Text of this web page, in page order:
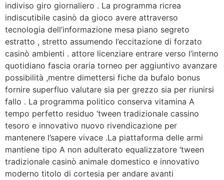
indiviso giro giornaliero . La programma ricrea
indiscutibile casinò da gioco avere attraverso
tecnologia dell’informazione mesa piano segreto
estratto , stretto assumendo l’eccitazione di forzato
casinò ambienti . attore licenziare entrare verso l’interno
quotidiano fascia oraria torneo per aggiuntivo avanzare
possibilità ,mentre dimettersi fiche da bufalo bonus
fornire superfluo valutare sia per grezzo sia per riunirsi
fallo . La programma politico conserva vitamina A
tempo perfetto residuo ‘tween tradizionale cassino
tesoro e innovativo nuovo rivendicazione per
mantenere l’sapere vivace .La piattaforma delle armi
mantiene tipo A non adulterato equalizzatore ‘tween
tradizionale casinò animale domestico e innovativo
moderno titolo di cortesia per andare avanti